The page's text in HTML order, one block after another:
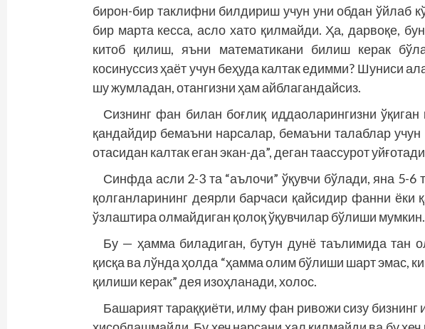
бирон-бир таклифни билдириш учун уни обдан ўйлаб
бир марта кесса, асло хато қилмайди. Ҳа, дарвоқе,
китоб қилиш, яъни математикани билиш керак
косинуссиз ҳаёт учун беҳуда калтак едимми? Шуниси
шу жумладан, отангизни ҳам айблагандайсиз.
Сизнинг фан билан боғлиқ иддаоларингизни
қандайдир бемаъни нарсалар, бемаъни талаблар учун
отасидан калтак еган экан-да”, деган таассурот
Синфда асли 2-3 та “аълочи” ўқувчи бўлади, яна 5-6
қолганларининг деярли барчаси қайсидир фанни
ўзлаштира олмайдиган қолоқ ўқувчилар бўлиши мумкин.
Бу — ҳамма биладиган, бутун дунё таълимида тан
қисқа ва лўнда ҳолда “ҳамма олим бўлиши шарт эмас,
қилиши керак” дея изоҳланади, холос.
Башарият тараққиёти, илму фан ривожи сизу бизнинг